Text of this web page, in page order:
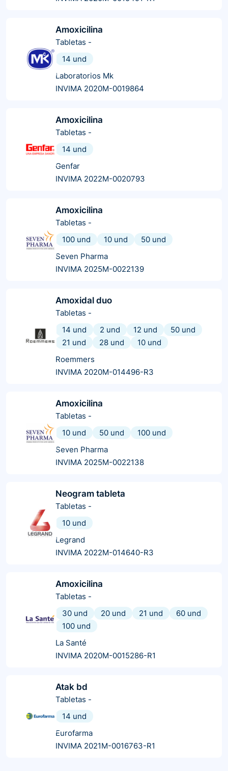
Amoxicilina
Tabletas -
14 und
Laboratorios Mk
INVIMA 2020M-0019864
Amoxicilina
Tabletas -
14 und
Genfar
INVIMA 2022M-0020793
Amoxicilina
Tabletas -
100 und
10 und
50 und
Seven Pharma
INVIMA 2025M-0022139
Amoxidal duo
Tabletas -
14 und
2 und 12 und
50 und
21 und
28 und
10 und
Roemmers
INVIMA 2020M-014496-R3
Amoxicilina
Tabletas -
10 und
50 und
100 und
Seven Pharma
INVIMA 2025M-0022138
Neogram tableta
Tabletas -
10 und
Legrand
INVIMA 2022M-014640-R3
Amoxicilina
Tabletas -
30 und
20 und 21 und
60 und
100 und
La Santé
INVIMA 2020M-0015286-R1
Atak bd
Tabletas -
14 und
Eurofarma
INVIMA 2021M-0016763-R1